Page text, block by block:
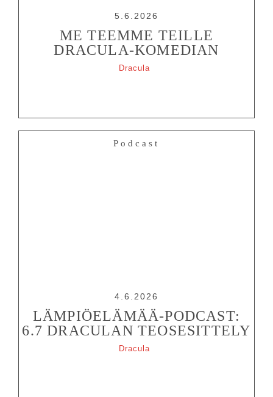
5.6.2026
ME TEEMME TEILLE
DRACULA-KOMEDIAN
Dracula
Podcast
4.6.2026
LÄMPIÖELÄMÄÄ-PODCAST:
6.7 DRACULAN TEOSESITTELY
Dracula